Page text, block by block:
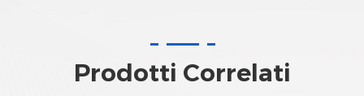
Prodotti Correlati